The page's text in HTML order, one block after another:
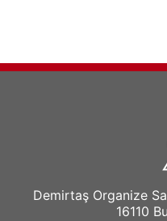
Demirtaş Organize
16110